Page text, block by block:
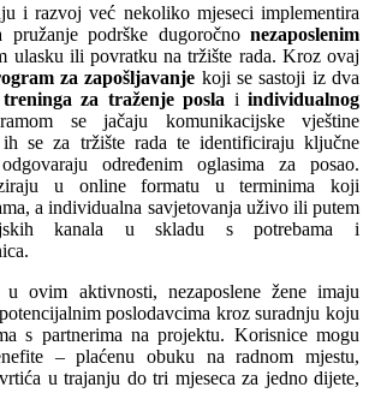
i razvoj već nekoliko mjeseci implementira
podrške dugoročno nezaposlenim
ulasku ili povratku na tržište rada. Kroz ovaj
za zapošljavanje koji se sastoji iz dva
treninga za traženje posla i individualnog
se jačaju komunikacijske vještine
ih se za tržište rada te identificiraju ključne
određenim oglasima za posao.
u online formatu u terminima koji
a individualna savjetovanja uživo ili putem
kanala u skladu s potrebama i
u ovim aktivnosti, nezaposlene žene imaju
poslodavcima kroz suradnju koju
s partnerima na projektu. Korisnice mogu
– plaćenu obuku na radnom mjestu,
u trajanju do tri mjeseca za jedno dijete,